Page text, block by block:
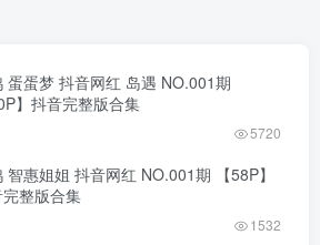
蛋蛋梦 抖音网红 岛遇 NO.001期
】抖音完整版合集
5720
智惠姐姐 抖音网红 NO.001期 【58P】
整版合集
1532